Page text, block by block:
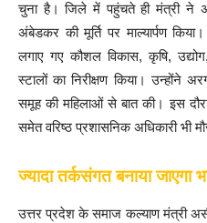
चुना है। जिले में पहुंचते ही मंत्री ने
अंबेडकर की मूर्ति पर माल्यार्पण
लगाए गए कौशल विकास, कृषि,
स्टालों का निरीक्षण किया। उन्होंने
समूह की महिलाओं से बात की। इस
समेत वरिष्ठ प्रशासनिक अधिकारी भी
ज्यादा तर्कसंगत बनाया जाएगा
उत्तर प्रदेश के समाज कल्याण मंत्री